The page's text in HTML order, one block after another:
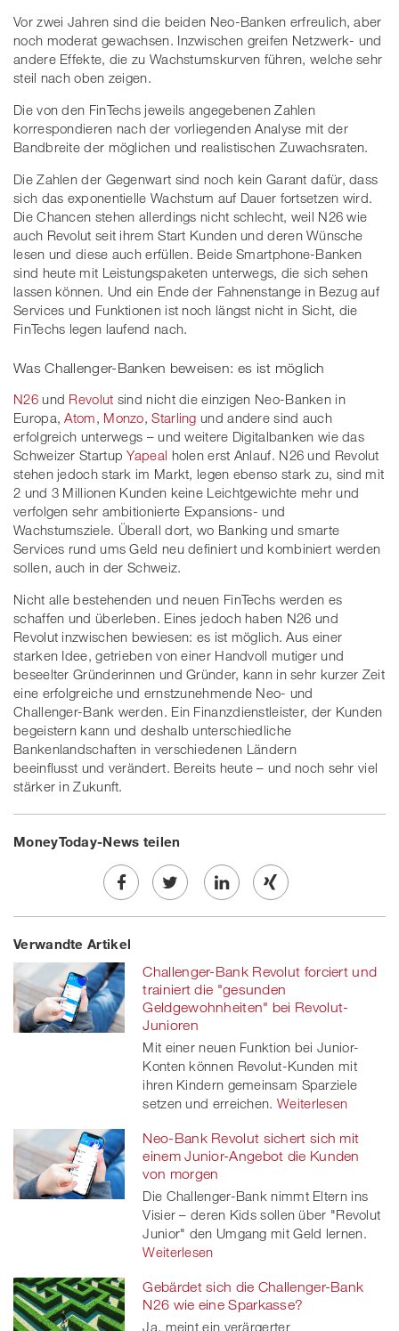
Vor zwei Jahren sind die beiden Neo-Banken erfreulich, aber
noch moderat gewachsen. Inzwischen greifen Netzwerk- und
andere Effekte, die zu Wachstumskurven führen, welche sehr
steil nach oben zeigen.
Die von den FinTechs jeweils angegebenen Zahlen
korrespondieren nach der vorliegenden Analyse mit der
Bandbreite der möglichen und realistischen Zuwachsraten.
Die Zahlen der Gegenwart sind noch kein Garant dafür, dass
sich das exponentielle Wachstum auf Dauer fortsetzen wird.
Die Chancen stehen allerdings nicht schlecht, weil N26 wie
auch Revolut seit ihrem Start Kunden und deren Wünsche
lesen und diese auch erfüllen. Beide Smartphone-Banken
sind heute mit Leistungspaketen unterwegs, die sich sehen
lassen können. Und ein Ende der Fahnenstange in Bezug auf
Services und Funktionen ist noch längst nicht in Sicht, die
FinTechs legen laufend nach.
Was Challenger-Banken beweisen: es ist möglich
N26und Revolut sind nicht die einzigen Neo-Banken in
Europa,Atom, Monzo,Starling und andere sind auch
erfolgreich unterwegs – und weitere Digitalbanken wie das
Schweizer StartupYapeal holen erst Anlauf. N26 und Revolut
stehen jedoch stark im Markt, legen ebenso stark zu, sind mit
2 und 3 Millionen Kunden keine Leichtgewichte mehr und
verfolgen sehr ambitionierte Expansions- und
Wachstumsziele. Überall dort, wo Banking und smarte
Services rund ums Geld neu definiert und kombiniert werden
sollen, auch in der Schweiz.
Nicht alle bestehenden und neuen FinTechs werden es
schaffen und überleben. Eines jedoch haben N26 und
Revolut inzwischen bewiesen: es ist möglich. Aus einer
starken Idee, getrieben von einer Handvoll mutiger und
beseelter Gründerinnen und Gründer, kann in sehr kurzer Zeit
eine erfolgreiche und ernstzunehmende Neo- und
Challenger-Bank werden. Ein Finanzdienstleister, der Kunden
begeistern kann und deshalb unterschiedliche
Bankenlandschaften in verschiedenen Ländern
beeinflusst und verändert. Bereits heute – und noch sehr viel
stärker in Zukunft.
MoneyToday-News teilen
Share
on
Facebook
Twe
on
twitt
er
Share
linkedin
Share
Xing
Verwandte Artikel
Challenger-Bank Revolut forciert und
trainiert die "gesunden
Geldgewohnheiten" bei Revolut-
Junioren
Mit einer neuen Funktion bei Junior-
Konten können Revolut-Kunden mit
ihren Kindern gemeinsam Sparziele
setzen und erreichen. Weiterlesen
Neo-Bank Revolut sichert sich mit
einem Junior-Angebot die Kunden
von morgen
Die Challenger-Bank nimmt Eltern ins
Visier – deren Kids sollen über "Revolut
Junior" den Umgang mit Geld lernen.
Weiterlesen
Gebärdet sich die Challenger-Bank
N26 wie eine Sparkasse?
Ja, meint ein verärgerter